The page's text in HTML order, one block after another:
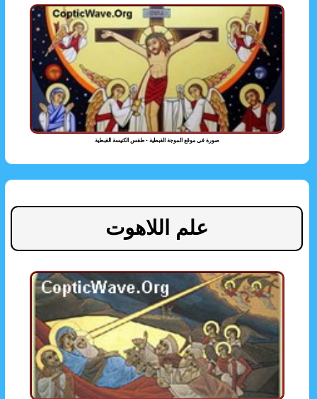
صورة فى موقع الموجة القبطية - طقس الكنيسة القبطية
علم اللاهوت